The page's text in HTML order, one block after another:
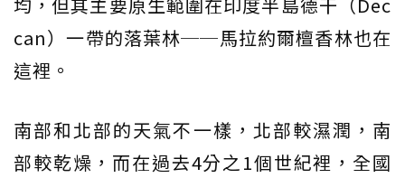
can）一帶的落葉林──馬拉約爾檀香林也在
這裡。
南部和北部的天氣不一樣，北部較濕潤，南
部較乾燥，而在過去4分之1個世紀裡，全國